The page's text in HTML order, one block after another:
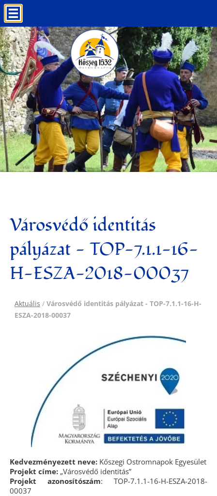
Városvédő identitás
pályázat - TOP-7.1.1-16-
H-ESZA-2018-00037
Aktuális / Városvédő identitás pályázat - TOP-7.1.1-16-H-
ESZA-2018-00037
Kedvezményezett neve: Kőszegi Ostromnapok Egyesület
Projekt címe: „Városvédő identitás”
Projekt azonosítószám: TOP-7.1.1-16-H-ESZA-2018-
00037